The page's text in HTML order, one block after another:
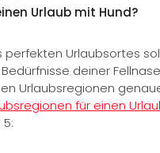
Urlaub mit Hund?
perfekten Urlaubsortes
deiner
Urlaubsregionen
für einen